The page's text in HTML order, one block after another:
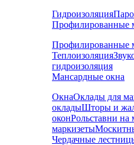
Гидроизоляция
Профилированные
Профилированные
Теплоизоляция
гидроизоляция
Мансардные окна
ОкнаОклады для
окладыШторы и
оконРольставни на
маркизеты
Чердачные